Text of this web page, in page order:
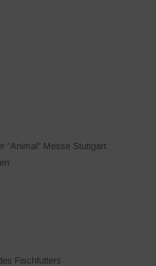
"Animal" Messe Stuttgart
Fischfutters